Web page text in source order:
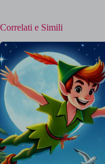
Correlati e Simili